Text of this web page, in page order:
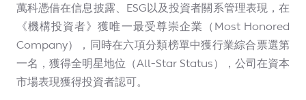
萬科憑借在信息披露、ESG以及投資者關系管理表現，在
《機構投資者》獲唯一最受尊崇企業（Most Honored
Company），同時在六項分類榜單中獲行業綜合票選第
一名，獲得全明星地位（All-Star Status），公司在資本
市場表現獲得投資者認可。